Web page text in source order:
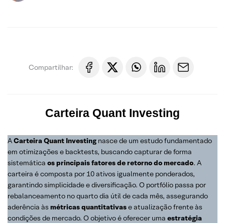
Compartilhar:
Carteira Quant Investing
ACarteira Quant Investing nasce de um estudo fundamentado
em otimizações e backtests, buscando capturar de forma
sistemática os principais fatores de retorno do mercado. A
carteira é composta por 10 ativos igualmente ponderados,
garantindo simplicidade e diversificação. O portfólio passa por
rebalanceamento no quarto dia útil de cada mês, assegurando
aderência às métricas quantitativase atualização frente às
condições de mercado. O objetivo é oferecer uma estratégia